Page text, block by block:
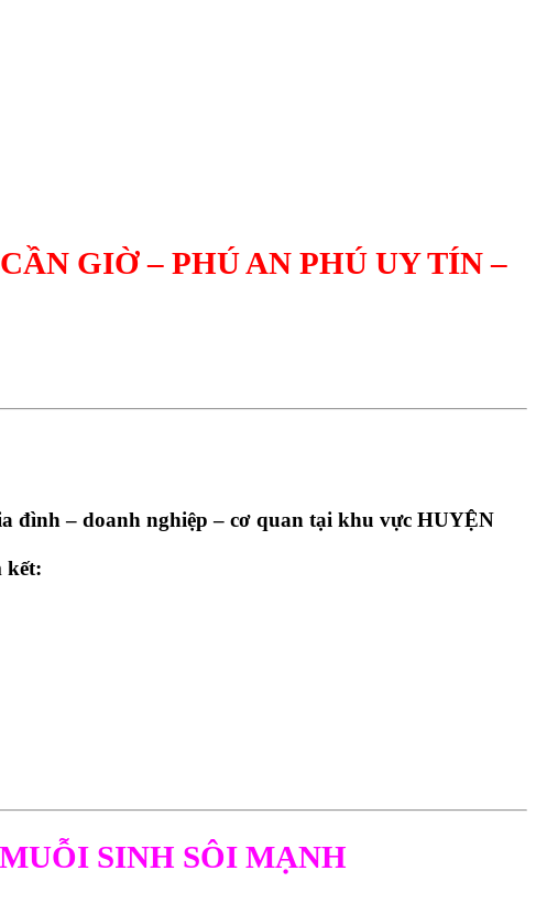
GIỜ – PHÚ AN PHÚ UY TÍN –
đình – doanh nghiệp – cơ quan tại khu vực HUYỆN
kết:
SINH SÔI MẠNH